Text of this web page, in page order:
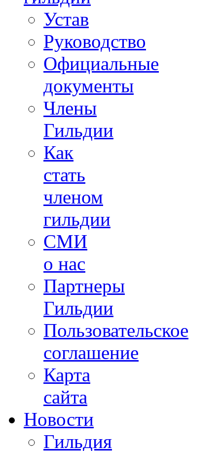
Устав
Руководство
Официальные
документы
Члены
Гильдии
Как
стать
членом
гильдии
СМИ
о нас
Партнеры
Гильдии
Пользовательское
соглашение
Карта
сайта
Новости
Гильдия